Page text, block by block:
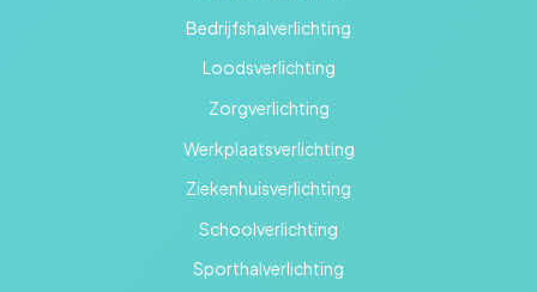
Bedrijfshalverlichting
Loodsverlichting
Zorgverlichting
Werkplaatsverlichting
Ziekenhuisverlichting
Schoolverlichting
Sporthalverlichting